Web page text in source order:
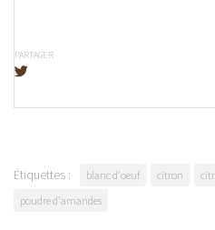
PARTAGER
Étiquettes : blanc d'oeuf citron
poudre d'amandes